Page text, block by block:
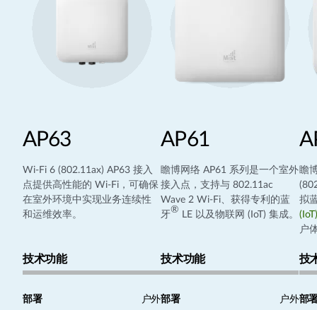
AP63
Wi-Fi 6 (802.11ax) AP63 接入
点提供高性能的 Wi-Fi，可确保
在室外环境中实现业务连续性
和运维效率。
技术功能
部署 户外
AP61
瞻博网络 AP61 系列是一个室外
接入点，支持与 802.11ac
Wave 2 Wi-Fi、获得专利的蓝
牙® LE 以及物联网 (IoT) 集成。
技术功能
部署 户外
瞻
拟
户
技
部